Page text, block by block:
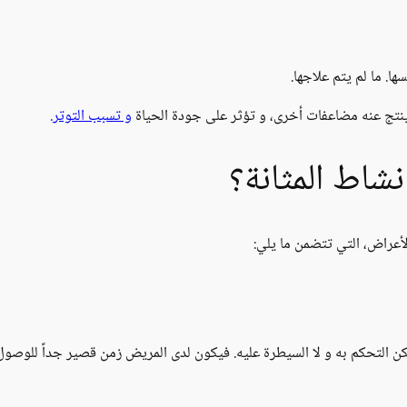
ما لم يتم علاجها.
عنه مضاعفات أخرى، و تؤثر على جودة الحياة و تسبب التوتر.
المثانة؟
التي تتضمن ما يلي:
التحكم به و لا السيطرة عليه. فيكون لدى المريض زمن قصير جداً